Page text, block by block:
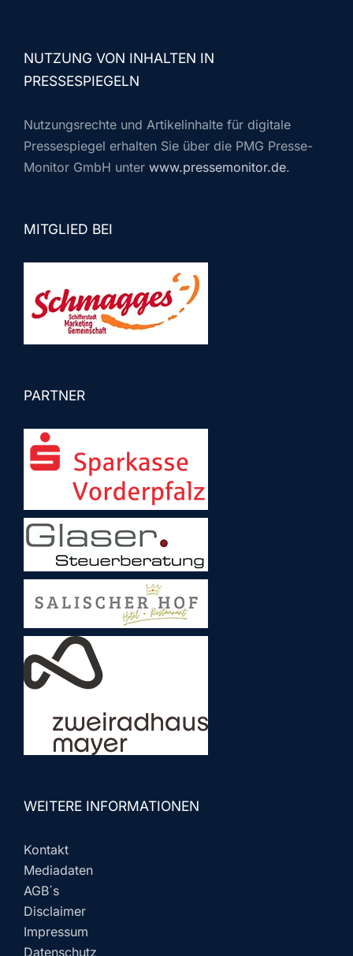
NUTZUNG VON INHALTEN IN
PRESSESPIEGELN
Nutzungsrechte und Artikelinhalte für digitale
Pressespiegel erhalten Sie über die PMG Presse-
Monitor GmbH unter www.pressemonitor.de.
MITGLIED BEI
PARTNER
WEITERE INFORMATIONEN
Kontakt
Mediadaten
AGB´s
Disclaimer
Impressum
Datenschutz